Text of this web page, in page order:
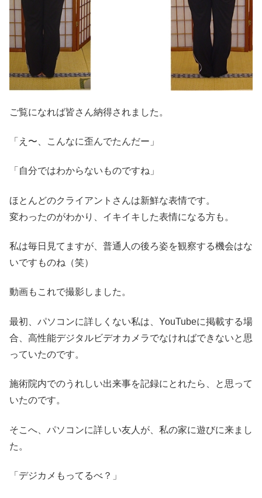
ご覧になれば皆さん納得されました。
「え〜、こんなに歪んでたんだー」
「自分ではわからないものですね」
ほとんどのクライアントさんは新鮮な表情です。
変わったのがわかり、イキイキした表情になる方も。
私は毎日見てますが、普通人の後ろ姿を観察する機会はな
いですものね（笑）
動画もこれで撮影しました。
最初、パソコンに詳しくない私は、YouTubeに掲載する場
合、高性能デジタルビデオカメラでなければできないと思
っていたのです。
施術院内でのうれしい出来事を記録にとれたら、と思って
いたのです。
そこへ、パソコンに詳しい友人が、私の家に遊びに来まし
た。
「デジカメもってるべ？」